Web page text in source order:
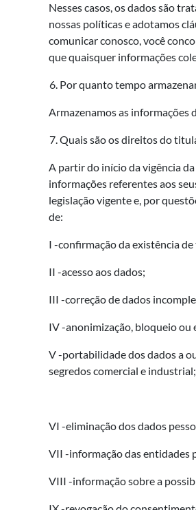
Nesses casos, os dados são
nossas políticas e adotamos
comunicar conosco, você
que quaisquer informações
Por quanto tempo
Armazenamos as informações
Quais são os direitos do
A partir do início da vigência
informações referentes aos
legislação vigente e, por
de:
I -confirmação da existência
II -acesso aos dados;
III -correção de dados
IV -anonimização, bloqueio ou
V -portabilidade dos dados a
segredos comercial e industrial;
VI -eliminação dos dados
VII -informação das entidades
VIII -informação sobre a